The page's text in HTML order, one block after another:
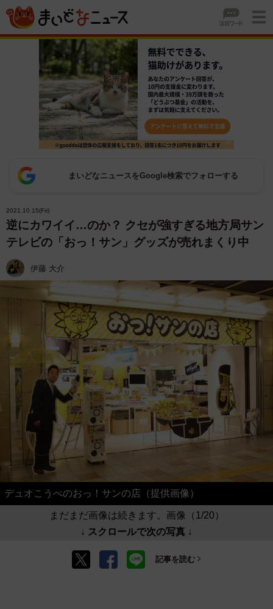
まいどなニュースをGoogle検索でフォローする
2021.10.15(Fri)
逆にカワイイ…のか？ クセが強すぎる地方局サン
テレビの「おっ！サン」グッズが売れまくり中
伊藤 大介
デュオこうべのおっ！サンの店（提供画像）
まだまだ画像は続きます。画像（1/20）
↓ スクロールで次の写真 ↓
記事を読む